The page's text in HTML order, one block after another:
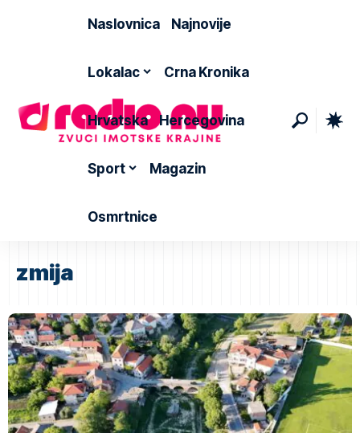
Naslovnica Najnovije
Lokalac Crna Kronika
Hrvatska Hercegovina
Sport Magazin
Osmrtnice
zmija